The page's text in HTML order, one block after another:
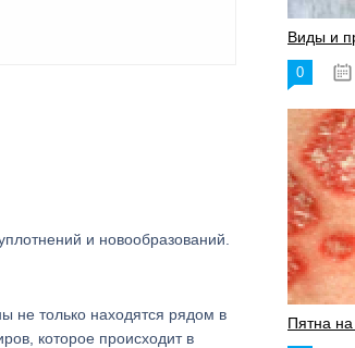
и новообразований.
не только находятся рядом в
которое происходит в
Виды и
0
Пятна